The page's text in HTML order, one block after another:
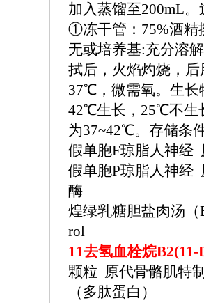
加入蒸馏至200mL
①冻干管：75%酒精
无或培养基:充分溶
拭后，火焰灼烧，
37℃，微需氧。生长
42℃生长，25℃不生
为37~42℃。存储条
假单胞F琼脂人神经
假单胞P琼脂人神经
酶
煌绿乳糖胆盐肉汤（
rol
11去氢血栓烷
颗粒 原代骨骼肌特
（多肽蛋白）